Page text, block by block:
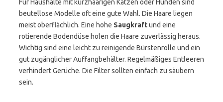
Für Haushalte mit kurzhaarigen Katzen oder Hunden sind
beutellose Modelle oft eine gute Wahl. Die Haare liegen
meist oberflächlich. Eine hohe Saugkraftund eine
rotierende Bodendüse holen die Haare zuverlässig heraus.
Wichtig sind eine leicht zu reinigende Bürstenrolle und ein
gut zugänglicher Auffangbehälter. Regelmäßiges Entleeren
verhindert Gerüche. Die Filter sollten einfach zu säubern
sein.